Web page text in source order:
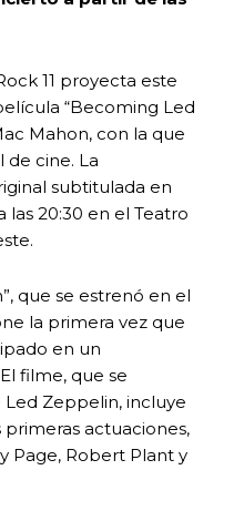
11 proyecta este
“Becoming Led
Mahon, con la que
de cine. La
subtitulada en
las 20:30 en el Teatro
que se estrenó en el
la primera vez que
en un
filme, que se
Zeppelin, incluye
actuaciones,
Page, Robert Plant y